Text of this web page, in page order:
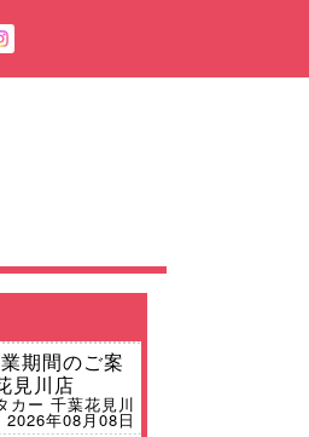
期間のご案
見川店
カー 千葉花見川
2026年08月08日